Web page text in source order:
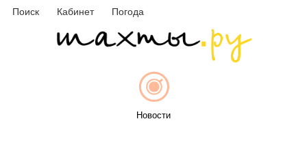
Поиск Кабинет Погода
Новости